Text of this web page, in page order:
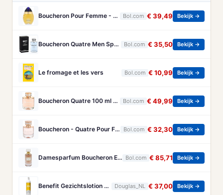
Boucheron Pour Femme - 100ml - Eau de toilette Bol.com € 39,49 Bekijk →
Boucheron Quatre Men Spray - 100 ml - Eau De Toilette Bol.com € 35,50 Bekijk →
Le fromage et les vers Bol.com € 10,99 Bekijk →
Boucheron Quatre 100 ml - Eau de Parfum - Damesparfum Bol.com € 49,99 Bekijk →
Boucheron - Quatre Pour Femme - Eau De Parfum - 50ML Bol.com € 32,30 Bekijk →
Damesparfum Boucheron EDP Rose D'Isparta 125 ml Bol.com € 85,71 Bekijk →
Benefit Gezichtslotion The POREfessional Gezichtstoner Unisex 133ml Douglas_NL € 37,00 Bekijk →